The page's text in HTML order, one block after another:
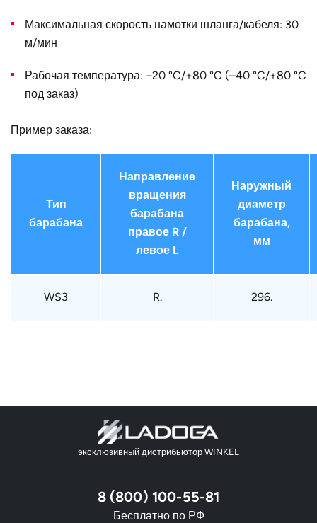
Страна Германия
Максимальная скорость намотки шланга/кабеля: 30
м/мин
Рабочая температура: –20 °C/+80 °C (–40 °C/+80 °C
под заказ)
Пример заказа:
Тип
барабана
Направление
вращения
барабана
правое R /
левое L
Наружный
диаметр
барабана,
мм
WS3 R. 296.
эксклюзивный дистрибьютор WINKEL
8 (800) 100-55-81
Бесплатно по РФ